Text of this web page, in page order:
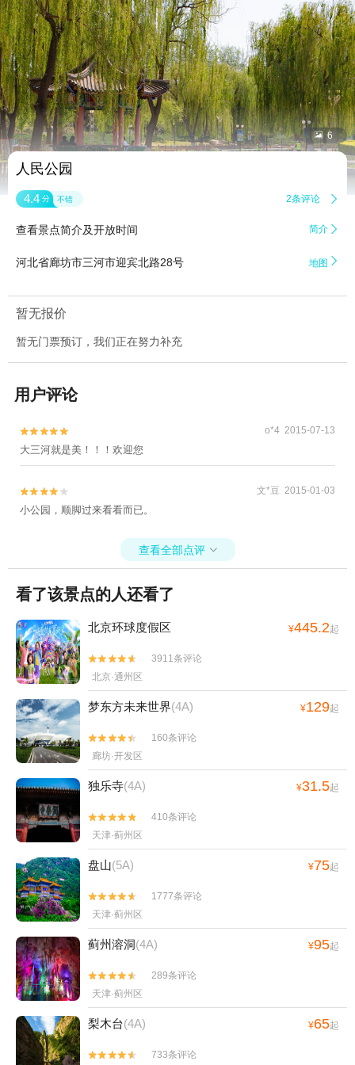
 6
人民公园
4.4 分 不错 2条评论 
查看景点简介及开放时间 简介 
河北省廊坊市三河市迎宾北路28号 地图 
暂无报价
暂无门票预订，我们正在努力补充
用户评论

 o*4 2015-07-13
大三河就是美！！！欢迎您

 文*豆 2015-01-03
小公园，顺脚过来看看而已。
查看全部点评 
看了该景点的人还看了
北京环球度假区 ¥445.2起


3911条评论
北京·通州区
梦东方未来世界(4A) ¥129起


160条评论
廊坊·开发区
独乐寺(4A) ¥31.5起


410条评论
天津·蓟州区
盘山(5A) ¥75起


1777条评论
天津·蓟州区
蓟州溶洞(4A) ¥95起


289条评论
天津·蓟州区
梨木台(4A) ¥65起

 733条评论
